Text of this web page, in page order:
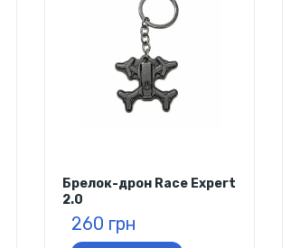
Брелок-дрон Race Expert
2.0
260 грн